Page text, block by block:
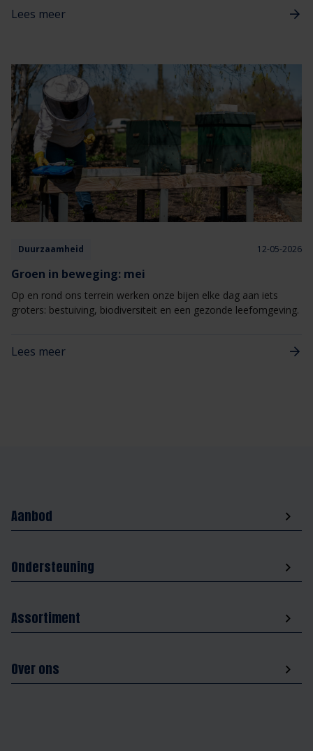
Lees meer
Duurzaamheid 12-05-2026
Groen in beweging: mei
Op en rond ons terrein werken onze bijen elke dag aan iets
groters: bestuiving, biodiversiteit en een gezonde leefomgeving.
Lees meer
Aanbod
Ondersteuning
Assortiment
Over ons